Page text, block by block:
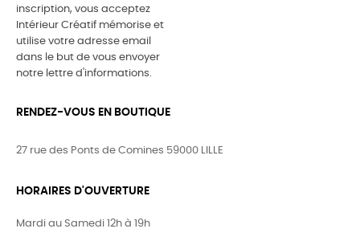
inscription, vous acceptez
Intérieur Créatif mémorise et
utilise votre adresse email
dans le but de vous envoyer
notre lettre d'informations.
RENDEZ-VOUS EN BOUTIQUE
27 rue des Ponts de Comines 59000 LILLE
HORAIRES D'OUVERTURE
Mardi au Samedi 12h à 19h